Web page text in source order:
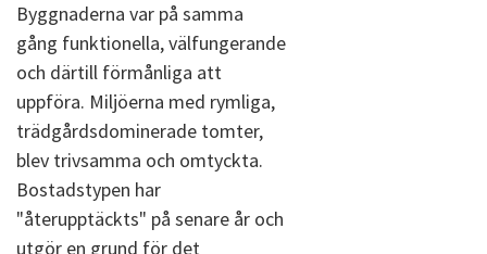
Byggnaderna var på samma
gång funktionella, välfungerande
och därtill förmånliga att
uppföra. Miljöerna med rymliga,
trädgårdsdominerade tomter,
blev trivsamma och omtyckta.
Bostadstypen har
"återupptäckts" på senare år och
utgör en grund för det